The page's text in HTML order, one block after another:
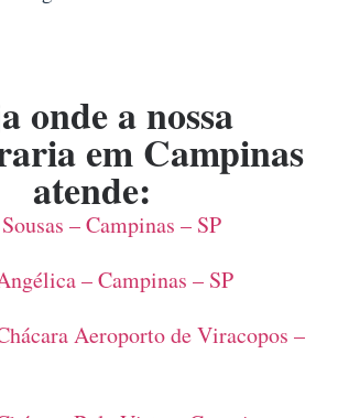
onde a nossa
em Campinas
atende:
– Campinas – SP
– Campinas – SP
Aeroporto de Viracopos –